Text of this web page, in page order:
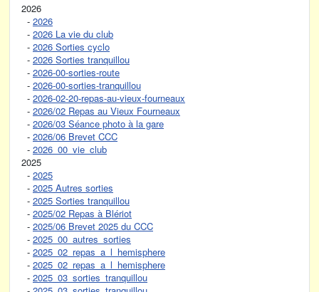
2026
- 2026
- 2026 La vie du club
- 2026 Sorties cyclo
- 2026 Sorties tranquillou
- 2026-00-sorties-route
- 2026-00-sorties-tranquillou
- 2026-02-20-repas-au-vieux-fourneaux
- 2026/02 Repas au Vieux Fourneaux
- 2026/03 Séance photo à la gare
- 2026/06 Brevet CCC
- 2026_00_vie_club
2025
- 2025
- 2025 Autres sorties
- 2025 Sorties tranquillou
- 2025/02 Repas à Blériot
- 2025/06 Brevet 2025 du CCC
- 2025_00_autres_sorties
- 2025_02_repas_a_l_hemisphere
- 2025_02_repas_a_l_hemisphere
- 2025_03_sorties_tranquillou